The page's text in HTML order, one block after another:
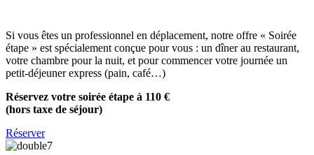
Si vous êtes un professionnel en déplacement, notre offre « Soirée
étape » est spécialement conçue pour vous : un dîner au restaurant,
votre chambre pour la nuit, et pour commencer votre journée un
petit-déjeuner express (pain, café…)
Réservez votre soirée étape à 110 €
(hors taxe de séjour)
Réserver